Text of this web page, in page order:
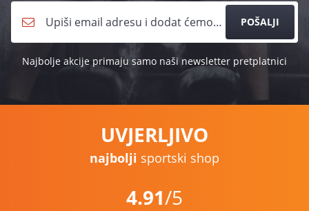
POŠALJI
Najbolje akcije primaju samo naši newsletter pretplatnici
UVJERLJIVO
najbolji sportski shop
4.91/5